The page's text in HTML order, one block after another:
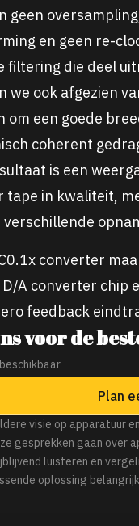
geen
en geen re-
filtering die deel
we ook afgezien
om een goede
coherent
is een
tape in kwaliteit,
verschillende
converter
A converter chip
feedback
voor de
Plan
visie op apparatuur
gesprekken gaan over
luisteren en
oplossing